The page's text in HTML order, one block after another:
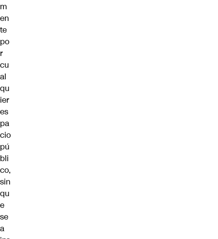
m
en
te
po
r
cu
al
qu
ier
es
pa
cio
pú
bli
co,
sin
qu
e
se
a